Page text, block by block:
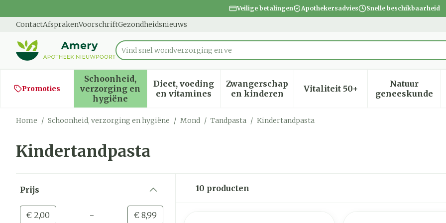
Veilige betalingen Apothekersadvies Snelle beschikbaarheid
ContactAfsprakenVoorschriftGezondheidsnieuws
Product, merk, categorie...
Vind sn
Promoties
Schoonheid,
verzorging en
hygiëne
Toon submenu voor Schoonheid, verzorging en hygiëne categorie
Dieet, voeding
en vitaminesToon submenu voor Dieet, voeding en vitamines categorie
Zwangerschap
en kinderenToon submenu voor Zwangerschap en
Vitaliteit 50+Toon submenu voor
Natuur
geneeskunde
Toon
Home / Schoonheid, verzorging en hygiëne / Mond / Tandpasta / Kindertandpasta
Kindertandpasta
Prijs
Minimumwaarde
€ 2,00 - Maximale waarde
€ 8,99
10 producten